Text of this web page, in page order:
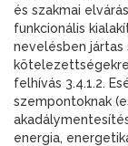
és szakmai
funkcionális
nevelésben jártas
felhívás 3.4.1.2.
szempontoknak
energia,